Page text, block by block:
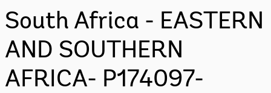
South Africa - EASTERN
AND SOUTHERN
AFRICA- P174097-